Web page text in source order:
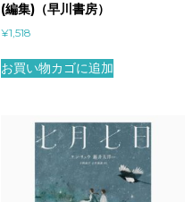
(編集)（早川書房）
¥1,518
お買い物カゴに追加